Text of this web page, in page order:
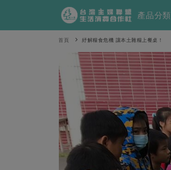
產品分類
首頁 紓解糧食危機 讓本土雜糧上餐桌！